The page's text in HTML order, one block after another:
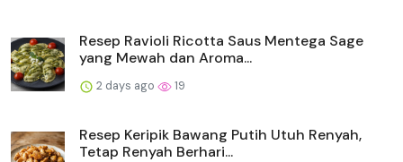
Resep Ravioli Ricotta Saus Mentega Sage
yang Mewah dan Aroma...
2 days ago 19
Resep Keripik Bawang Putih Utuh Renyah,
Tetap Renyah Berhari...